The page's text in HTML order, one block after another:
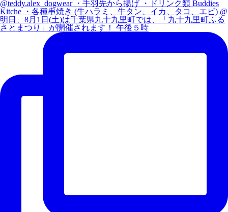
明日、8月1日(土)は千葉県九十九里町では、「九十九里町ふる
さとまつり」が開催されます！ 午後５時